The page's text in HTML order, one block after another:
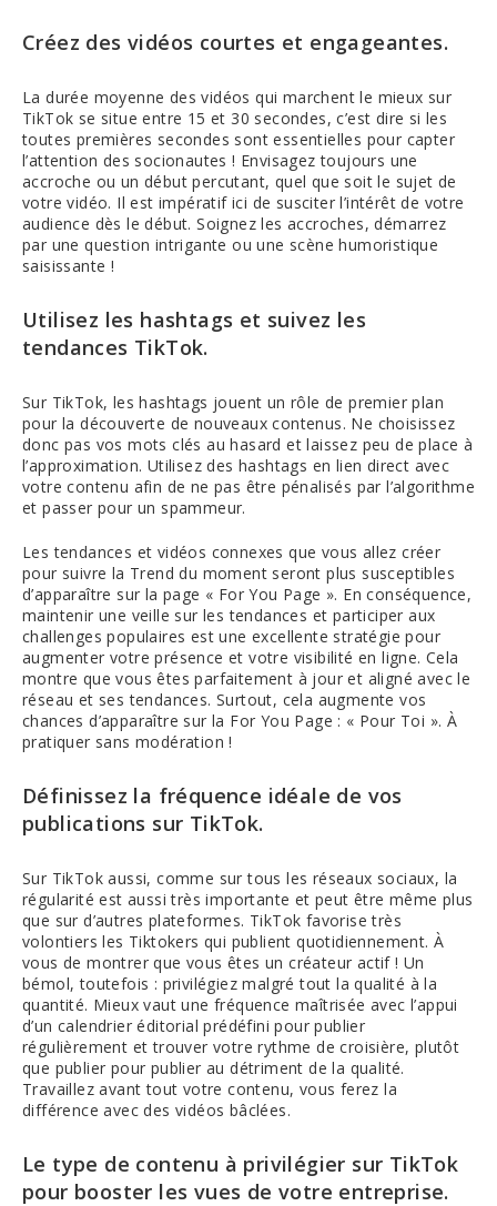
Créez des vidéos courtes et engageantes.
La durée moyenne des vidéos qui marchent le mieux sur
TikTok se situe entre 15 et 30 secondes, c’est dire si les
toutes premières secondes sont essentielles pour capter
l’attention des socionautes ! Envisagez toujours une
accroche ou un début percutant, quel que soit le sujet de
votre vidéo. Il est impératif ici de susciter l’intérêt de votre
audience dès le début. Soignez les accroches, démarrez
par une question intrigante ou une scène humoristique
saisissante !
Utilisez les hashtags et suivez les
tendances TikTok.
Sur TikTok, les hashtags jouent un rôle de premier plan
pour la découverte de nouveaux contenus. Ne choisissez
donc pas vos mots clés au hasard et laissez peu de place à
l’approximation. Utilisez des hashtags en lien direct avec
votre contenu afin de ne pas être pénalisés par l’algorithme
et passer pour un spammeur.
Les tendances et vidéos connexes que vous allez créer
pour suivre la Trend du moment seront plus susceptibles
d’apparaître sur la page « For You Page ». En conséquence,
maintenir une veille sur les tendances et participer aux
challenges populaires est une excellente stratégie pour
augmenter votre présence et votre visibilité en ligne. Cela
montre que vous êtes parfaitement à jour et aligné avec le
réseau et ses tendances. Surtout, cela augmente vos
chances d’apparaître sur la For You Page : « Pour Toi ». À
pratiquer sans modération !
Définissez la fréquence idéale de vos
publications sur TikTok.
Sur TikTok aussi, comme sur tous les réseaux sociaux, la
régularité est aussi très importante et peut être même plus
que sur d’autres plateformes. TikTok favorise très
volontiers les Tiktokers qui publient quotidiennement. À
vous de montrer que vous êtes un créateur actif ! Un
bémol, toutefois : privilégiez malgré tout la qualité à la
quantité. Mieux vaut une fréquence maîtrisée avec l’appui
d’un calendrier éditorial prédéfini pour publier
régulièrement et trouver votre rythme de croisière, plutôt
que publier pour publier au détriment de la qualité.
Travaillez avant tout votre contenu, vous ferez la
différence avec des vidéos bâclées.
Le type de contenu à privilégier sur TikTok
pour booster les vues de votre entreprise.